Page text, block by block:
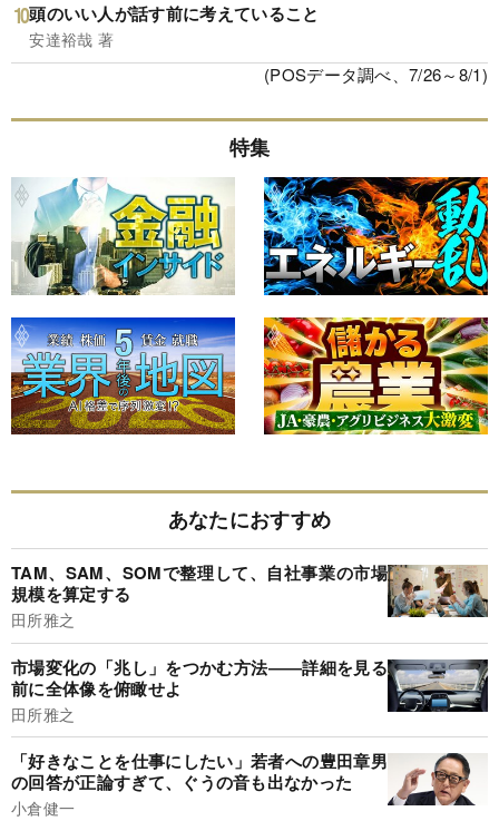
頭のいい人が話す前に考えていること
安達裕哉 著
(POSデータ調べ、7/26～8/1)
特集
あなたにおすすめ
TAM、SAM、SOMで整理して、自社事業の市場
規模を算定する
田所雅之
市場変化の「兆し」をつかむ方法――詳細を見る
前に全体像を俯瞰せよ
田所雅之
「好きなことを仕事にしたい」若者への豊田章男
の回答が正論すぎて、ぐうの音も出なかった
小倉健一